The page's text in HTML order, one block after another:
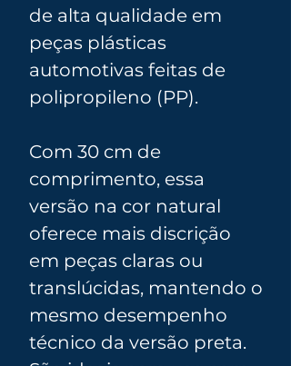
de alta qualidade em
peças plásticas
automotivas feitas de
polipropileno (PP).
Com 30 cm de
comprimento, essa
versão na cor natural
oferece mais discrição
em peças claras ou
translúcidas, mantendo o
mesmo desempenho
técnico da versão preta.